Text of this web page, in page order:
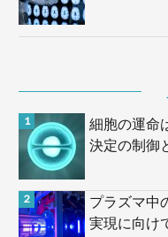
細胞の運命
決定の制御
プラズマ中
実現に向け